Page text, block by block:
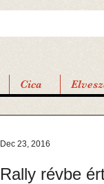
Cica
Rally révbe
Dec 23, 2016